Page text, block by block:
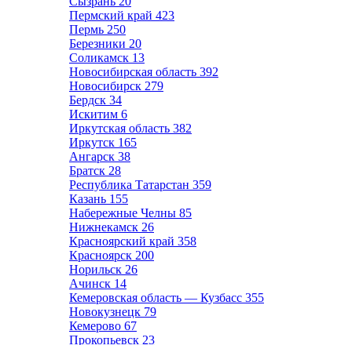
Пермский край 423
Пермь 250
Березники 20
Соликамск 13
Новосибирская область 392
Новосибирск 279
Бердск 34
Искитим 6
Иркутская область 382
Иркутск 165
Ангарск 38
Братск 28
Республика Татарстан 359
Казань 155
Набережные Челны 85
Нижнекамск 26
Красноярский край 358
Красноярск 200
Норильск 26
Ачинск 14
Кемеровская область — Кузбасс 355
Новокузнецк 79
Кемерово 67
Прокопьевск 23